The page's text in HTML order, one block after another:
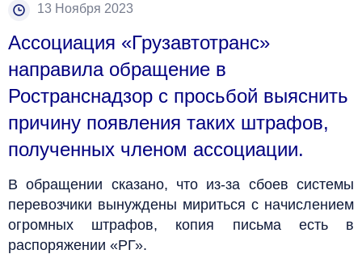
13 Ноября 2023
Ассоциация «Грузавтотранс»
направила обращение в
Ространснадзор с просьбой выяснить
причину появления таких штрафов,
полученных членом ассоциации.
В обращении сказано, что из-за сбоев системы
перевозчики вынуждены мириться с начислением
огромных штрафов, копия письма есть в
распоряжении «РГ».